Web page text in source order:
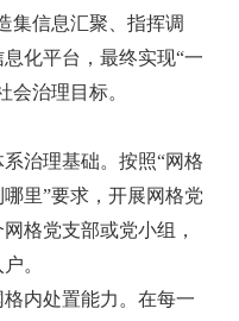
集信息汇聚、指挥调
化平台，最终实现“一
会治理目标。
治理基础。按照“网格
里”要求，开展网格党
格党支部或党小组，
。
内处置能力。在每一